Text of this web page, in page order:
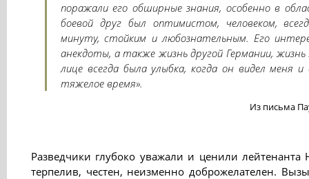
поражали его обширные знания, особенно в
боевой друг был оптимистом, человеком,
минуту, стойким и любознательным. Его
анекдоты, а также жизнь другой Германии,
лице всегда была улыбка, когда он видел меня
тяжелое время».
Из письма
Разведчики глубоко уважали и ценили
терпелив, честен, неизменно доброжелателен.